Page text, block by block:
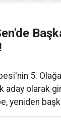
5.
aday olarak
yeniden